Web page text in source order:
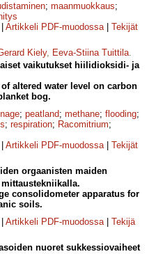
; maanmuokkaus;
Artikkeli PDF-muodossa| Tekijät
Kiely, Eeva-Stiina Tuittila.
vaikutukset hiilidioksidi- ja
altered water level on carbon
bog.
; peatland; methane; flooding;
; respiration; Racomitrium;
Artikkeli PDF-muodossa| Tekijät
orgaanisten maiden
consolidometer apparatus for
soils.
Artikkeli PDF-muodossa| Tekijä
nuoret sukkessiovaiheet